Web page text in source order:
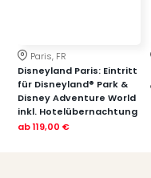
Paris, FR
Disneyland Paris: Eintritt
für Disneyland® Park &
Disney Adventure World
inkl. Hotelübernachtung
ab119,00 €